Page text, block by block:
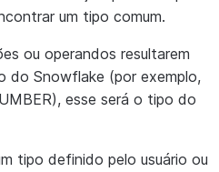
um tipo comum.
ou operandos resultarem
do Snowflake (por exemplo,
esse será o tipo do
tipo definido pelo usuário ou